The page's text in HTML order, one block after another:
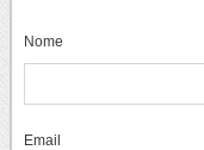
Nome
Email